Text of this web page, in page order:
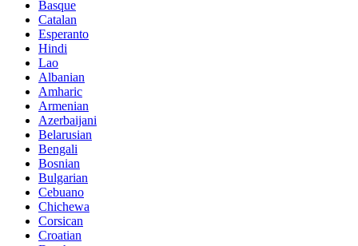
Basque
Catalan
Esperanto
Hindi
Lao
Albanian
Amharic
Armenian
Azerbaijani
Belarusian
Bengali
Bosnian
Bulgarian
Cebuano
Chichewa
Corsican
Croatian